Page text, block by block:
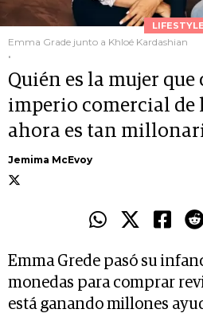
LIFESTYLE
Emma Grade junto a Khloé Kardashian
.
Quién es la mujer
imperio comercial de
ahora es tan
Jemima McEvoy
Emma Grede pasó su
monedas para comprar
está ganando millones